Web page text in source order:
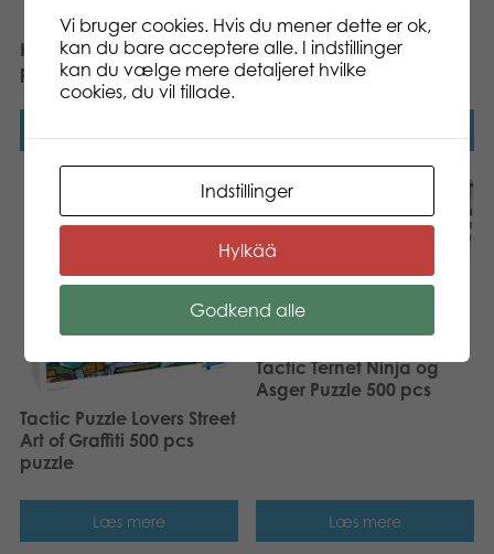
Hot Wheels Twin Mill
puzzle 500 pcs
500 pcs puzzle: Water
colors
Tactic Puzzle Lovers Street
Art of Graffiti 500 pcs
puzzle
Læs mere
Tactic Ternet Ninja og
Asger Puzzle 500 pcs
Læs mere
Vi bruger cookies. Hvis du mener dette er ok,
kan du bare acceptere alle. I indstillinger
kan du vælge mere detaljeret hvilke
cookies, du vil tillade.
Indstillinger
Hylkää
Godkend alle